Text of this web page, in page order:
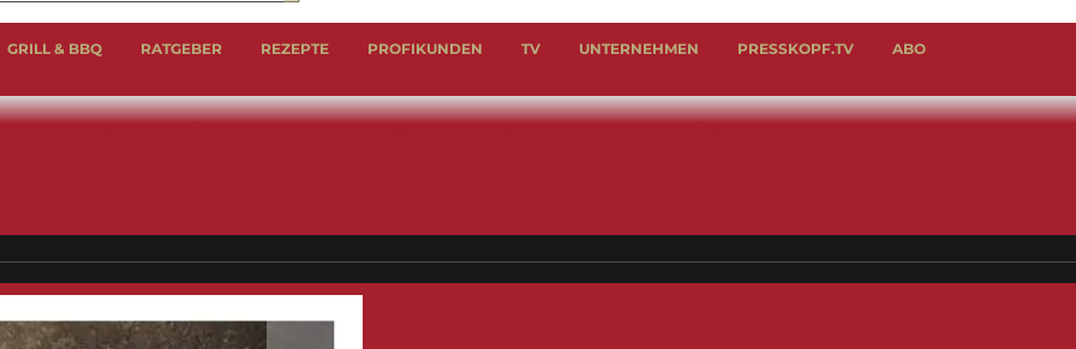
Suche
GRILL & BBQ RATGEBER REZEPTE PROFIKUNDEN TV UNTERNEHMEN PRESSKOPF.TV ABO